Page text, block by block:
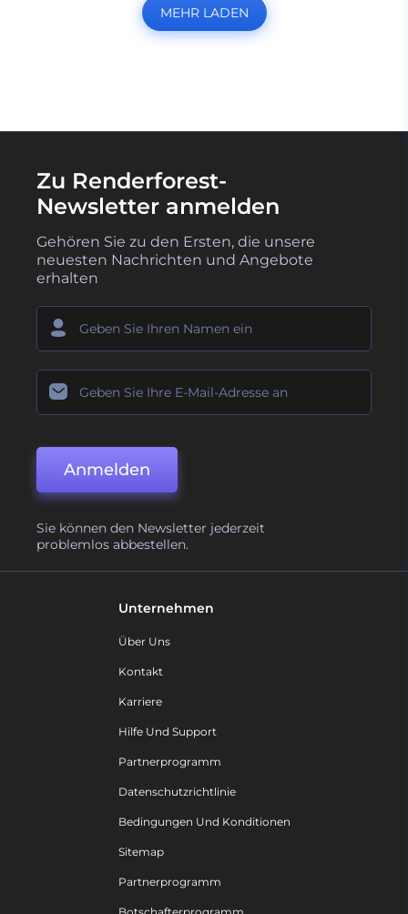
MEHR LADEN
Zu Renderforest-
Newsletter anmelden
Gehören Sie zu den Ersten, die unsere
neuesten Nachrichten und Angebote
erhalten
Anmelden
Sie können den Newsletter jederzeit
problemlos abbestellen.
Unternehmen
Über Uns
Kontakt
Karriere
Hilfe Und Support
Partnerprogramm
Datenschutzrichtlinie
Bedingungen Und Konditionen
Sitemap
Partnerprogramm